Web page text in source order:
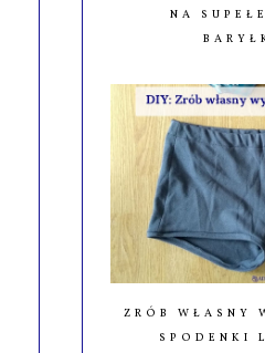
NA
ZRÓB WŁASNY
SPODENKI